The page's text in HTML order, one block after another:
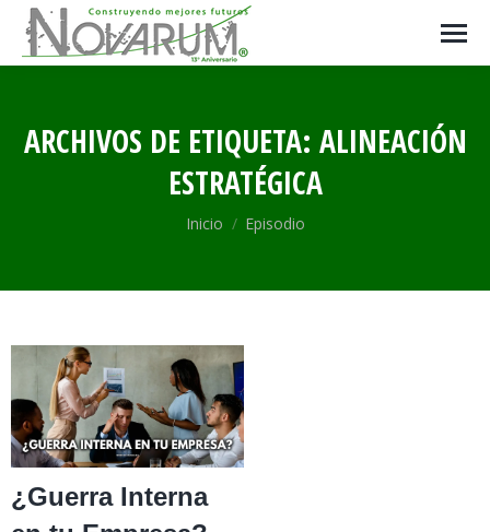
ARCHIVOS DE ETIQUETA: ALINEACIÓN
ESTRATÉGICA
Estás aquí:
Inicio Episodio
¿Guerra Interna